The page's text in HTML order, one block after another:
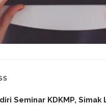
Seminar KDKMP, Simak